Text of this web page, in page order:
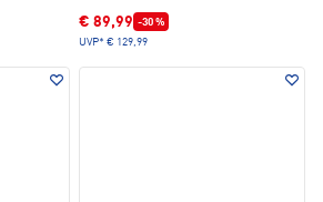
€ 89,99 -30 %
UVP* € 129,99